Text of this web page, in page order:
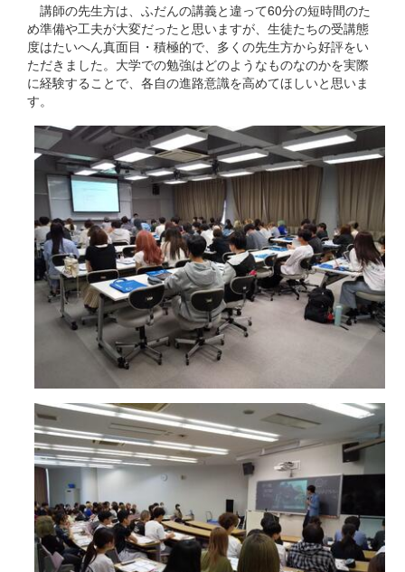
講師の先生方は、ふだんの講義と違って60分の短時間のた
め準備や工夫が大変だったと思いますが、生徒たちの受講態
度はたいへん真面目・積極的で、多くの先生方から好評をい
ただきました。大学での勉強はどのようなものなのかを実際
に経験することで、各自の進路意識を高めてほしいと思いま
す。